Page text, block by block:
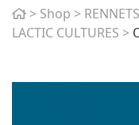
Home
> Shop >
LACTIC CULTURES >